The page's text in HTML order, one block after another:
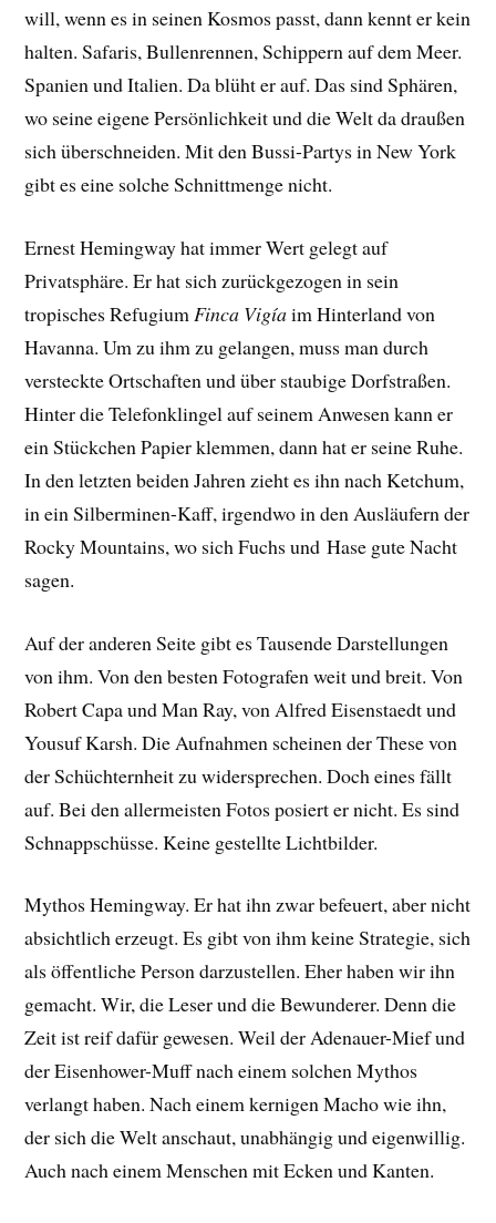
will, wenn es in seinen Kosmos passt, dann kennt er kein
halten. Safaris, Bullenrennen, Schippern auf dem Meer.
Spanien und Italien. Da blüht er auf. Das sind Sphären,
wo seine eigene Persönlichkeit und die Welt da draußen
sich überschneiden. Mit den Bussi-Partys in New York
gibt es eine solche Schnittmenge nicht.
Ernest Hemingway hat immer Wert gelegt auf
Privatsphäre. Er hat sich zurückgezogen in sein
tropisches Refugium Finca Vigíaim Hinterland von
Havanna. Um zu ihm zu gelangen, muss man durch
versteckte Ortschaften und über staubige Dorfstraßen.
Hinter die Telefonklingel auf seinem Anwesen kann er
ein Stückchen Papier klemmen, dann hat er seine Ruhe.
In den letzten beiden Jahren zieht es ihn nach Ketchum,
in ein Silberminen-Kaff, irgendwo in den Ausläufern der
Rocky Mountains, wo sich Fuchs und Hase gute Nacht
sagen.
Auf der anderen Seite gibt es Tausende Darstellungen
von ihm. Von den besten Fotografen weit und breit. Von
Robert Capa und Man Ray, von Alfred Eisenstaedt und
Yousuf Karsh. Die Aufnahmen scheinen der These von
der Schüchternheit zu widersprechen. Doch eines fällt
auf. Bei den allermeisten Fotos posiert er nicht. Es sind
Schnappschüsse. Keine gestellte Lichtbilder.
Mythos Hemingway. Er hat ihn zwar befeuert, aber nicht
absichtlich erzeugt. Es gibt von ihm keine Strategie, sich
als öffentliche Person darzustellen. Eher haben wir ihn
gemacht. Wir, die Leser und die Bewunderer. Denn die
Zeit ist reif dafür gewesen. Weil der Adenauer-Mief und
der Eisenhower-Muff nach einem solchen Mythos
verlangt haben. Nach einem kernigen Macho wie ihn,
der sich die Welt anschaut, unabhängig und eigenwillig.
Auch nach einem Menschen mit Ecken und Kanten.